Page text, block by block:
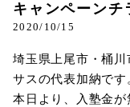
キャンペーンチ
2020/10/15
埼玉県上尾市・桶
サスの代表加納です
本日より、入塾金